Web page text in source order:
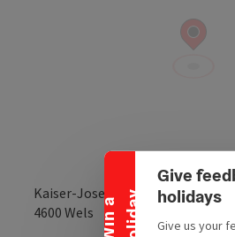
W
i
n
a
h
o
l
i
d
a y
Collapse banner
Give
holidays
Give us your
Kaiser-Josef-Platz 5
4600 Wels